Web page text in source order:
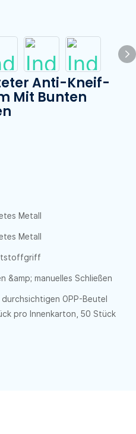
Anti-Kneif-
Mit Bunten
Metall
Metall
&amp; manuelles Schließen
durchsichtigen OPP-Beutel
pro Innenkarton, 50 Stück